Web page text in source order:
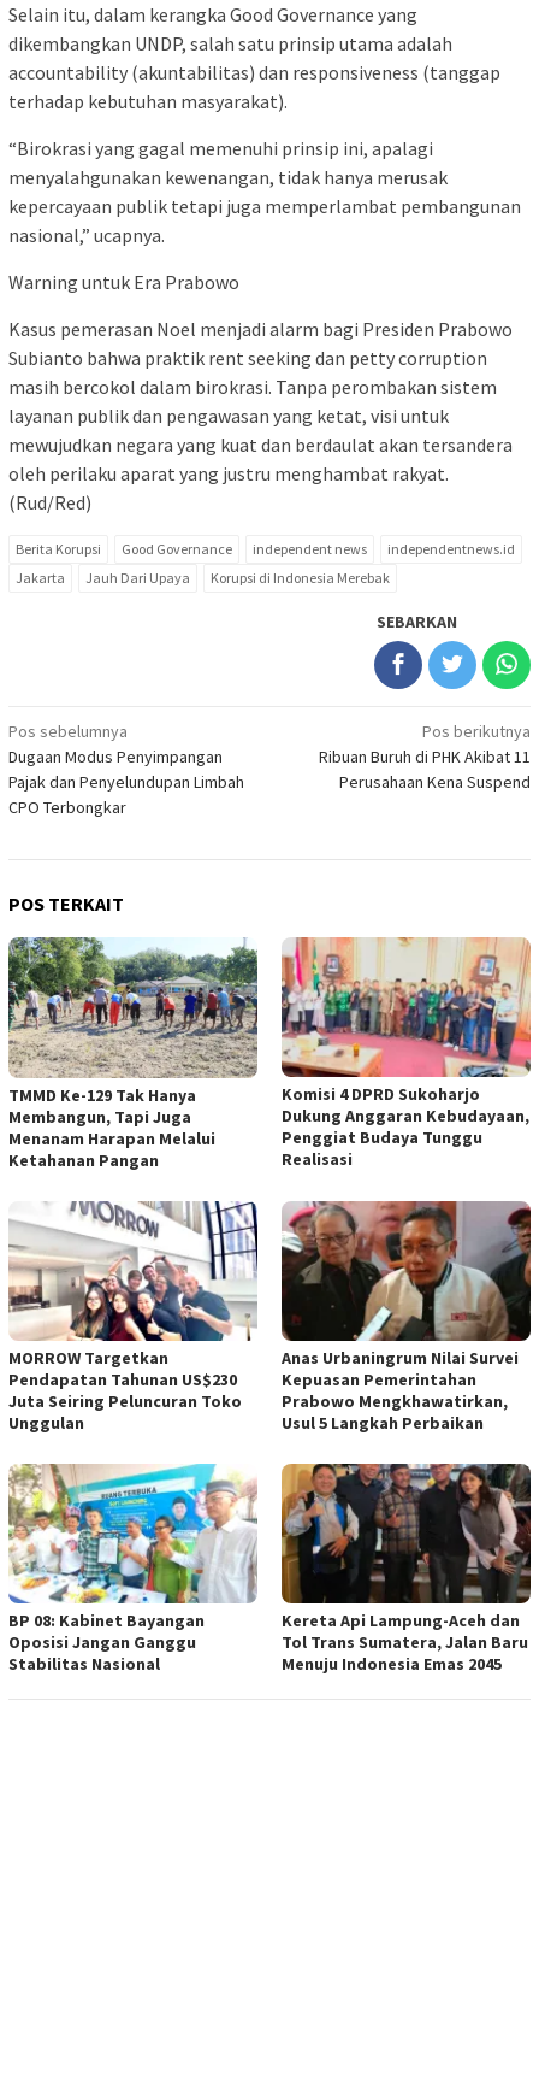
Selain itu, dalam kerangka Good Governance yang
dikembangkan UNDP, salah satu prinsip utama adalah
accountability (akuntabilitas) dan responsiveness (tanggap
terhadap kebutuhan masyarakat).
“Birokrasi yang gagal memenuhi prinsip ini, apalagi
menyalahgunakan kewenangan, tidak hanya merusak
kepercayaan publik tetapi juga memperlambat pembangunan
nasional,” ucapnya.
Warning untuk Era Prabowo
Kasus pemerasan Noel menjadi alarm bagi Presiden Prabowo
Subianto bahwa praktik rent seeking dan petty corruption
masih bercokol dalam birokrasi. Tanpa perombakan sistem
layanan publik dan pengawasan yang ketat, visi untuk
mewujudkan negara yang kuat dan berdaulat akan tersandera
oleh perilaku aparat yang justru menghambat rakyat.
(Rud/Red)
Berita Korupsi Good Governance independent news
independentnews.id
Jakarta
Jauh Dari Upaya Korupsi di Indonesia Merebak
SEBARKAN
Navigasi
pos
Pos sebelumnya
Dugaan Modus Penyimpangan
Pajak dan Penyelundupan Limbah
CPO Terbongkar
Pos berikutnya
Ribuan Buruh di PHK Akibat 11
Perusahaan Kena Suspend
POS TERKAIT
TMMD Ke-129 Tak Hanya
Membangun, Tapi Juga
Menanam Harapan Melalui
Ketahanan Pangan
Komisi 4 DPRD Sukoharjo
Dukung Anggaran Kebudayaan,
Penggiat Budaya Tunggu
Realisasi
MORROW Targetkan
Pendapatan Tahunan US$230
Juta Seiring Peluncuran Toko
Unggulan
Anas Urbaningrum Nilai Survei
Kepuasan Pemerintahan
Prabowo Mengkhawatirkan,
Usul 5 Langkah Perbaikan
BP 08: Kabinet Bayangan
Oposisi Jangan Ganggu
Stabilitas Nasional
Kereta Api Lampung-Aceh dan
Tol Trans Sumatera, Jalan Baru
Menuju Indonesia Emas 2045